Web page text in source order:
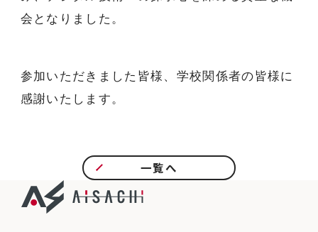
会となりました。
参加いただきました皆様、学校関係者の皆様に
感謝いたします。
一覧へ